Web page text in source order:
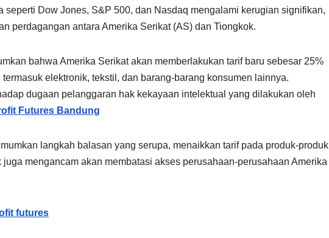
seperti Dow Jones, S&P 500, dan Nasdaq mengalami kerugian signifikan,
perdagangan antara Amerika Serikat (AS) dan Tiongkok.
bahwa Amerika Serikat akan memberlakukan tarif baru sebesar 25%
elektronik, tekstil, dan barang-barang konsumen lainnya.
dugaan pelanggaran hak kekayaan intelektual yang dilakukan oleh
Futures Bandung
langkah balasan yang serupa, menaikkan tarif pada produk-produk
mengancam akan membatasi akses perusahaan-perusahaan Amerika
futures